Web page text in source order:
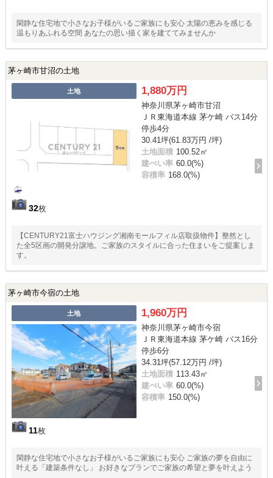
閑静な住宅地で小さなお子様がいるご家族にも安心 太陽の恵みを感じる
温もりあふれる空間 あなたの思い描く家を建ててみませんか
茅ヶ崎市甘沼の土地
土地
32枚
1,880万円
神奈川県茅ヶ崎市甘沼
ＪＲ東海道本線 茅ケ崎 バス14分
停歩4分
30.41坪(61.83万円 /坪)
土地面積 100.52㎡
建ぺい率 60.0(%)
容積率 168.0(%)
【CENTURY21富士ハウジング湘南モールフィル店取扱物件】整然とし
た全5区画の開発分譲地。ご家族のスタイルに合った住まいをご提案しま
す。
茅ヶ崎市今宿の土地
土地
11枚
1,960万円
神奈川県茅ヶ崎市今宿
ＪＲ東海道本線 茅ケ崎 バス16分
停歩6分
34.31坪(57.12万円 /坪)
土地面積 113.43㎡
建ぺい率 60.0(%)
容積率 150.0(%)
閑静な住宅地で小さなお子様がいるご家族にも安心 ご家族の夢を自由に
叶える「建築条件なし」 お好きなプランでご家族の希望と夢を叶えよう